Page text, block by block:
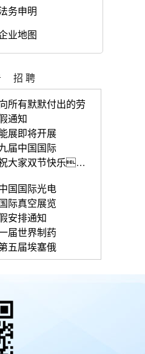
务申明
业地图
招 聘
所有默默付出的劳
通知
展即将开展
届中国国际
大家双节快乐，
国国际光电
际真空展览
安排通知
届世界制药
五届埃塞俄